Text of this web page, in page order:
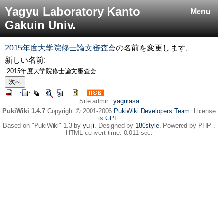
Menu
Yagyu Laboratory Kanto
Gakuin Univ.
2015年度大学院修士論文審査会の名前を変更します。
新しい名前:
Site admin: yagmasa
PukiWiki 1.4.7 Copyright © 2001-2006 PukiWiki Developers Team. License
is GPL.
Based on "PukiWiki" 1.3 by yu-ji. Designed by 180style. Powered by PHP .
HTML convert time: 0.011 sec.